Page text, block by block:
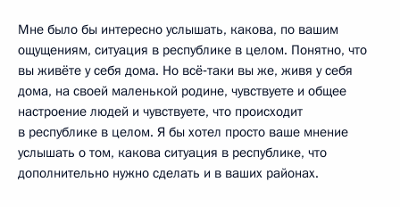
Мне было бы интересно услышать, какова, по вашим
ощущениям, ситуация в республике в целом. Понятно, что
вы живёте у себя дома. Но всё‑таки вы же, живя у себя
дома, на своей маленькой родине, чувствуете и общее
настроение людей и чувствуете, что происходит
в республике в целом. Я бы хотел просто ваше мнение
услышать о том, какова ситуация в республике, что
дополнительно нужно сделать и в ваших районах.